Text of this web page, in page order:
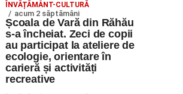
ÎNVĂȚĂMÂNT-CULTURĂ
acum 2 săptămâni
Școala de Vară din Răhău
s-a încheiat. Zeci de copii
au participat la ateliere de
ecologie, orientare în
carieră și activități
recreative